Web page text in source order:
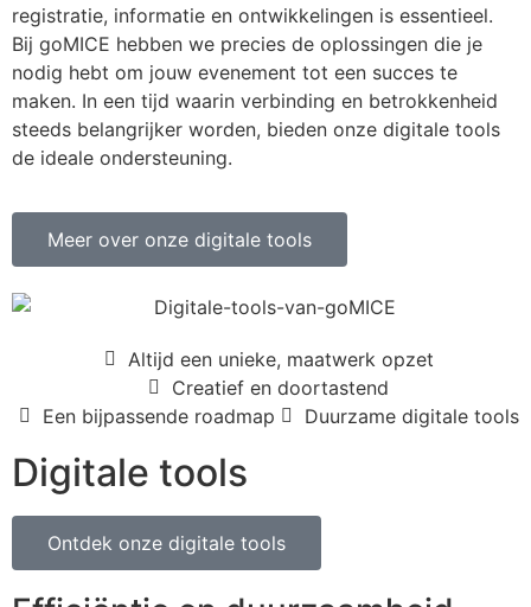
registratie, informatie en ontwikkelingen is essentieel.
Bij goMICE hebben we precies de oplossingen die je
nodig hebt om jouw evenement tot een succes te
maken. In een tijd waarin verbinding en betrokkenheid
steeds belangrijker worden, bieden onze digitale tools
de ideale ondersteuning.
Meer over onze digitale tools
Altijd een unieke, maatwerk opzet
Creatief en doortastend
Een bijpassende roadmap
Duurzame digitale tools
Digitale tools
Ontdek onze digitale tools